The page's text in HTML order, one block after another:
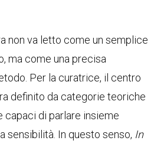
non va letto come un semplice
ma come una precisa
Per la curatrice, il centro
definito da categorie teoriche
capaci di parlare insieme
sensibilità. In questo senso, In